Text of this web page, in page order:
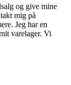
og give mine
mig på
Jeg har en
varelager. Vi